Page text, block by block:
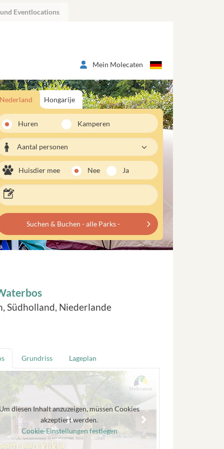
Eventlocations
Mein Molecaten
Nederland Hongarije
Huren Kamperen
Aantal personen
Huisdier mee Nee Ja
Suchen & Buchen - alle Parks -
Südholland, Niederlande
Grundriss Lageplan
diesen Inhalt anzuzeigen, müssen Cookies
akzeptiert werden.
Cookie-Einstellungen festlegen